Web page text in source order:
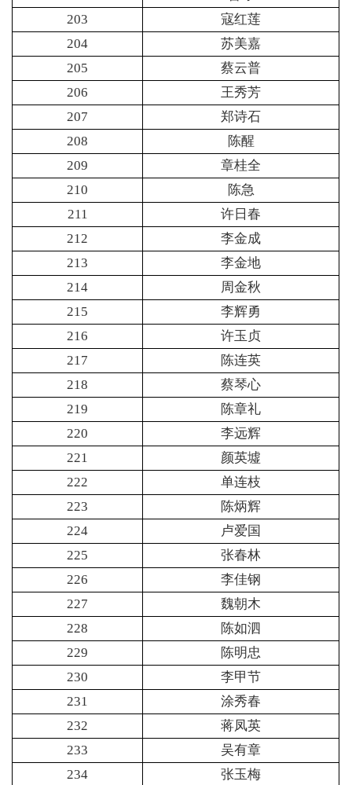
203
寇红莲
204
苏美嘉
205
蔡云普
206
王秀芳
207
郑诗石
208
陈醒
209
章桂全
210
陈急
211
许日春
212
李金成
213
李金地
214
周金秋
215
李辉勇
216
许玉贞
217
陈连英
218
蔡琴心
219
陈章礼
220
李远辉
221
颜英墟
222
单连枝
223
陈炳辉
224
卢爱国
225
张春林
226
李佳钢
227
魏朝木
228
陈如泗
229
陈明忠
230
李甲节
231
涂秀春
232
蒋凤英
233
吴有章
234
张玉梅